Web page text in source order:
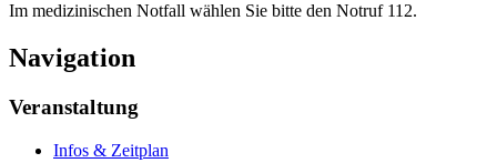
Im medizinischen Notfall wählen Sie bitte den Notruf 112.
Navigation
Veranstaltung
Infos & Zeitplan